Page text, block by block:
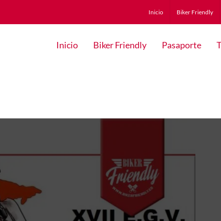
Inicio Biker Friendly
Inicio Biker Friendly Pasaporte